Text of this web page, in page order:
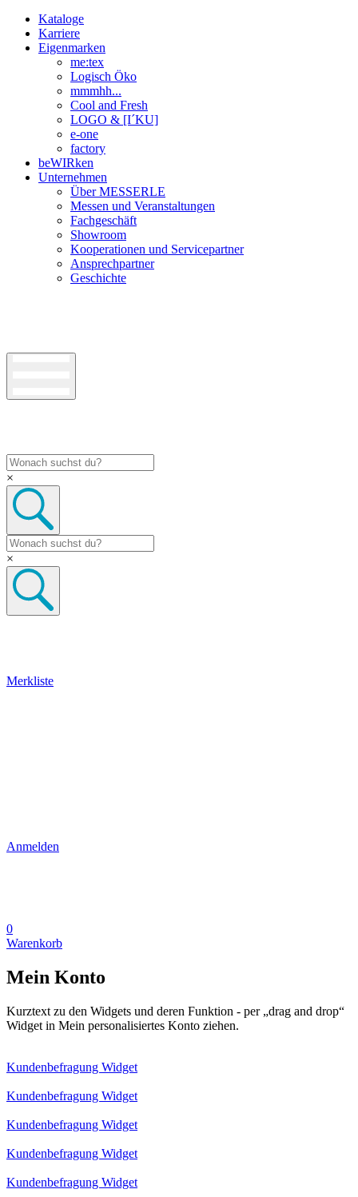
Kataloge
Karriere
Eigenmarken
me:tex
Logisch Öko
mmmhh...
Cool and Fresh
LOGO & [I´KU]
e-one
factory
beWIRken
Unternehmen
Über MESSERLE
Messen und Veranstaltungen
Fachgeschäft
Showroom
Kooperationen und Servicepartner
Ansprechpartner
Geschichte
×
×
Merkliste
Anmelden
0
Warenkorb
Mein Konto
Kurztext zu den Widgets und deren Funktion - per „drag and drop“
Widget in Mein personalisiertes Konto ziehen.
Kundenbefragung Widget
Kundenbefragung Widget
Kundenbefragung Widget
Kundenbefragung Widget
Kundenbefragung Widget